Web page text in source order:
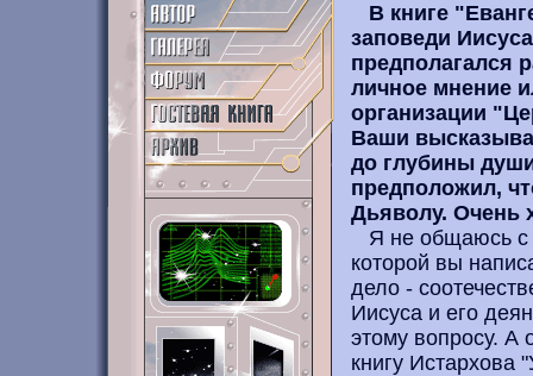
В книге
заповеди
предполагался
личное мнение
организации
Ваши
до глубины
предположил,
Дьяволу. Очень
Я не общаюсь с
которой вы
дело -
Иисуса и его
этому вопросу. А
книгу Истархова